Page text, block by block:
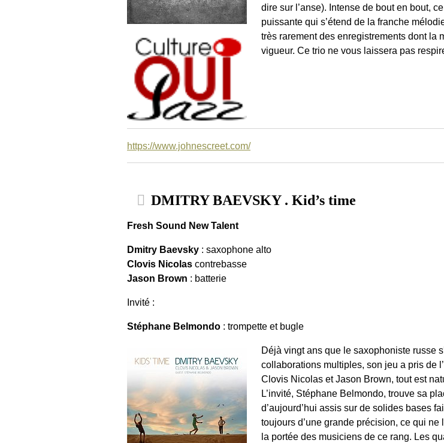
dire sur l’anse). Intense de bout en bout,
puissante qui s’étend de la franche
très rarement des enregistrements dont la
vigueur. Ce trio ne vous laissera pas
https://www.johnescreet.com/
DMITRY BAEVSKY . Kid’s time
Fresh Sound New Talent
Dmitry Baevsky : saxophone alto
Clovis Nicolas contrebasse
Jason Brown : batterie
Invité :
Stéphane Belmondo : trompette et bugle
Déjà vingt ans que le saxophoniste russe
collaborations multiples, son jeu a pris de
Clovis Nicolas et Jason Brown, tout est
L’invité, Stéphane Belmondo, trouve sa
d’aujourd’hui assis sur de solides bases
toujours d’une grande précision, ce qui
la portée des musiciens de ce rang. Les